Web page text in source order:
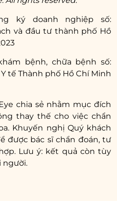
mày (cắt da thừa, treo
bình từ 7.000.000
tùy thuộc vào mức
da chùng cụ thể của
ký doanh nghiệp số:
và đầu tư thành phố Hồ
bệnh, chữa bệnh số:
tế Thành phố Hồ Chí Minh
chia sẻ nhằm mục đích
thay thế cho việc chẩn
Khuyến nghị Quý khách
được bác sĩ chẩn đoán, tư
Lưu ý: kết quả còn tùy
người.